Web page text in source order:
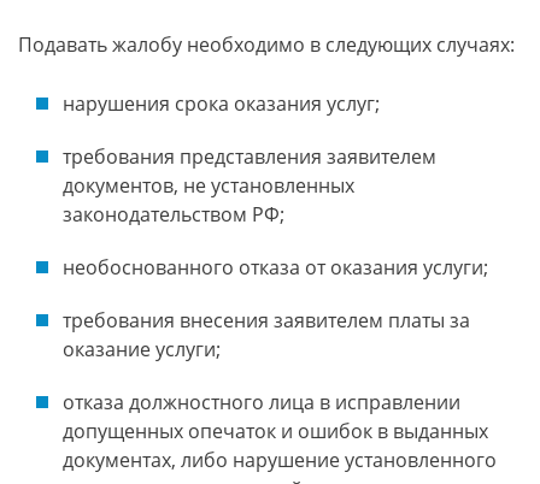
Подавать жалобу необходимо в следующих случаях:
нарушения срока оказания услуг;
требования представления заявителем
документов, не установленных
законодательством РФ;
необоснованного отказа от оказания услуги;
требования внесения заявителем платы за
оказание услуги;
отказа должностного лица в исправлении
допущенных опечаток и ошибок в выданных
документах, либо нарушение установленного